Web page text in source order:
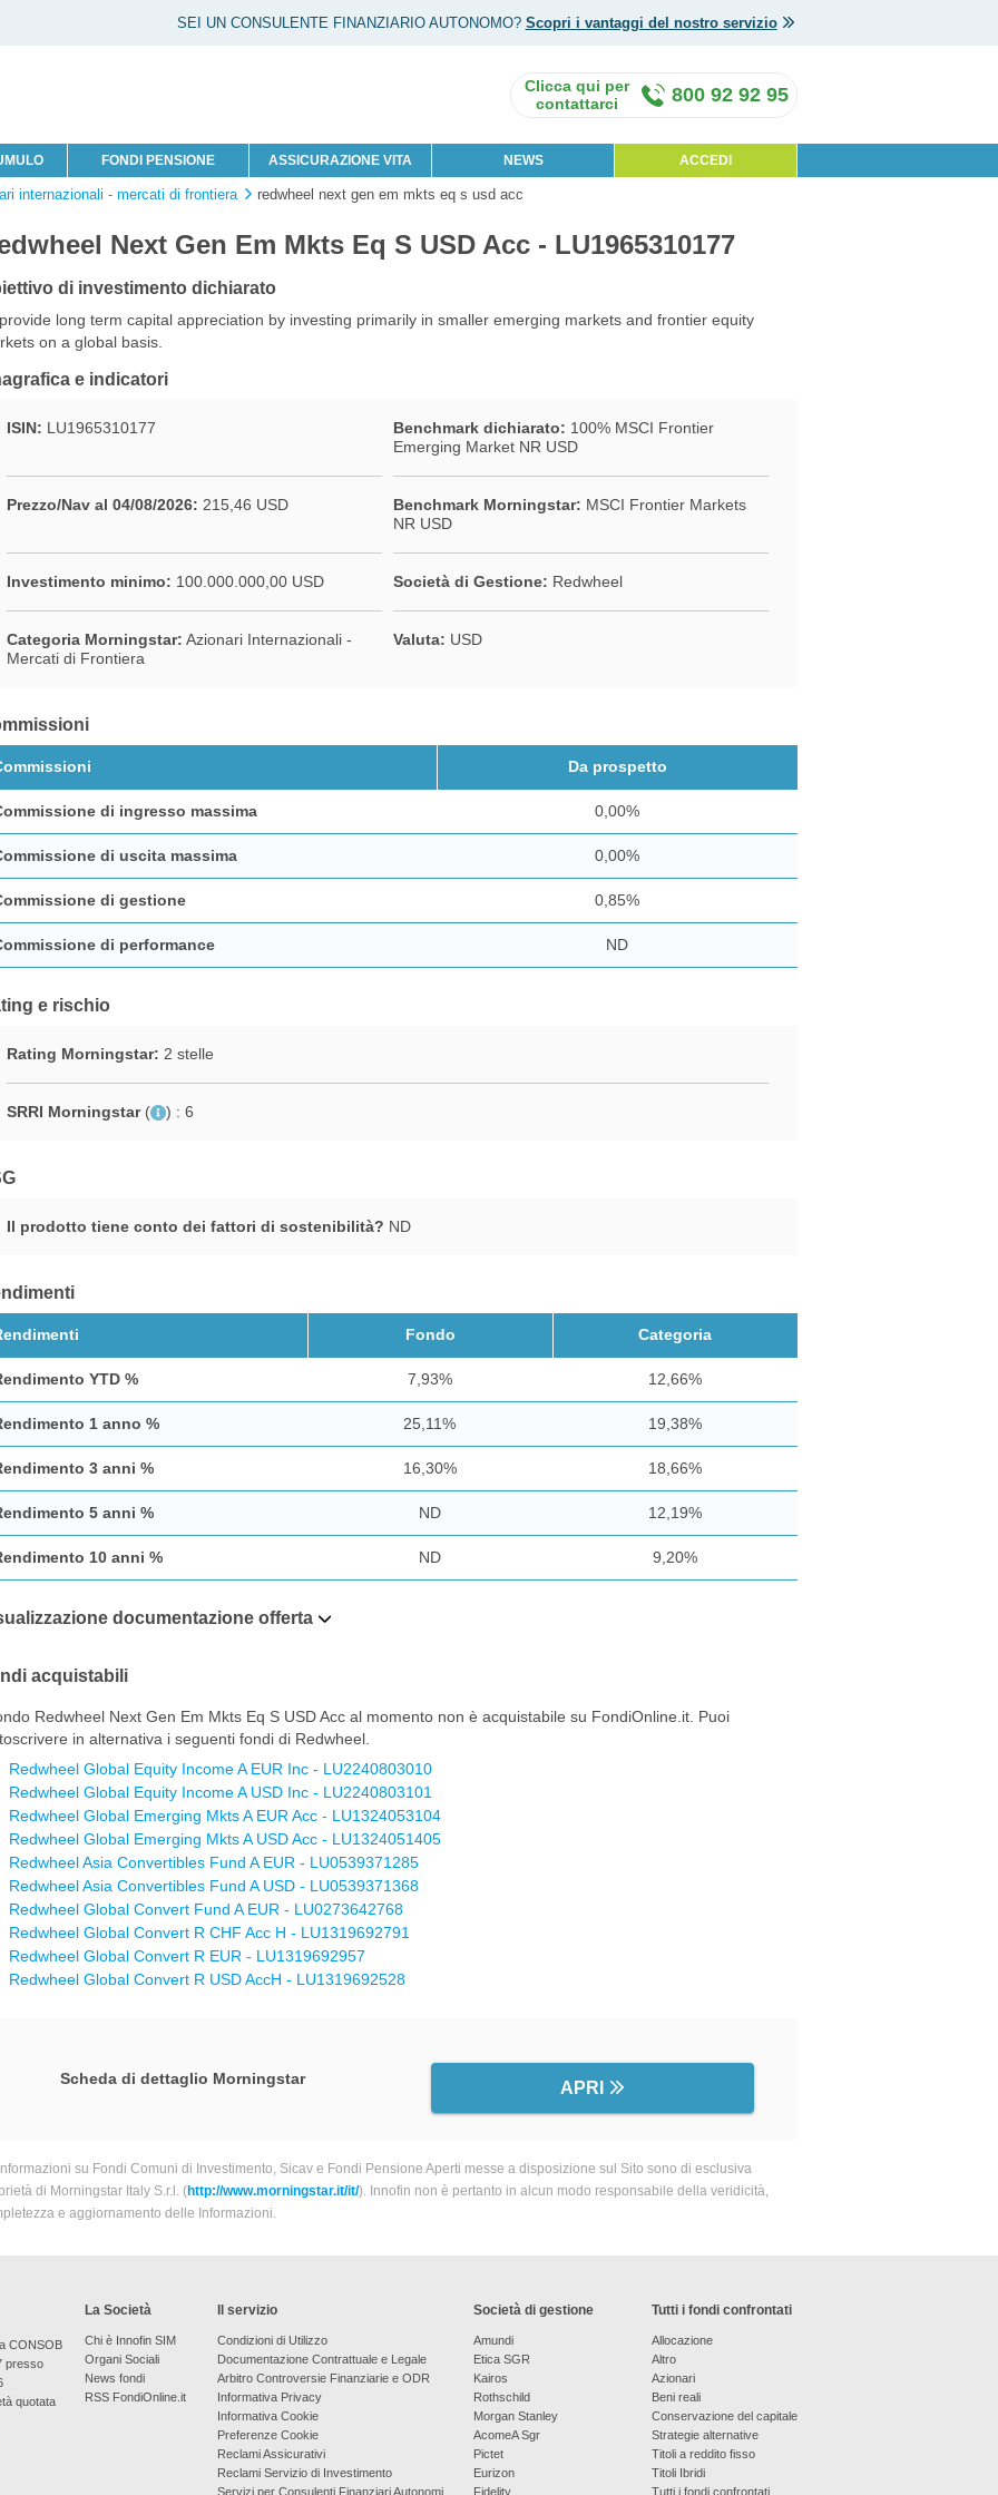
SEI UN CONSULENTE FINANZIARIO AUTONOMO? Scopri i vantaggi del nostro servizio
FONDI PENSIONE ASSICURAZIONE VITA NEWS ACCEDI
800 92 92 95
internazionali - mercati di frontiera redwheel next gen em mkts eq s usd acc
Next Gen Em Mkts Eq S USD Acc - LU1965310177
di investimento dichiarato
long term capital appreciation by investing primarily in smaller emerging markets and frontier equity
on a global basis.
e indicatori
ISIN: LU1965310177 Benchmark dichiarato: 100% MSCI Frontier
Emerging Market NR USD
Prezzo/Nav al 04/08/2026: 215,46 USD Benchmark Morningstar: MSCI Frontier Markets
NR USD
Investimento minimo: 100.000.000,00 USD Società di Gestione: Redwheel
Categoria Morningstar: Azionari Internazionali -
Mercati di Frontiera
Valuta: USD
Da prospetto
di ingresso massima 0,00%
di uscita massima 0,00%
di gestione 0,85%
di performance ND
e rischio
Rating Morningstar: 2 stelle
SRRI Morningstar ( ) : 6
Il prodotto tiene conto dei fattori di sostenibilità? ND
Fondo Categoria
YTD % 7,93% 12,66%
1 anno % 25,11% 19,38%
3 anni % 16,30% 18,66%
5 anni % ND 12,19%
10 anni % ND 9,20%
documentazione offerta
acquistabili
Redwheel Next Gen Em Mkts Eq S USD Acc al momento non è acquistabile su FondiOnline.it. Puoi
in alternativa i seguenti fondi di Redwheel.
Redwheel Global Equity Income A EUR Inc - LU2240803010
Redwheel Global Equity Income A USD Inc - LU2240803101
Redwheel Global Emerging Mkts A EUR Acc - LU1324053104
Redwheel Global Emerging Mkts A USD Acc - LU1324051405
Redwheel Asia Convertibles Fund A EUR - LU0539371285
Redwheel Asia Convertibles Fund A USD - LU0539371368
Redwheel Global Convert Fund A EUR - LU0273642768
Redwheel Global Convert R CHF Acc H - LU1319692791
Redwheel Global Convert R EUR - LU1319692957
Redwheel Global Convert R USD AccH - LU1319692528
Scheda di dettaglio Morningstar APRI
su Fondi Comuni di Investimento, Sicav e Fondi Pensione Aperti messe a disposizione sul Sito sono di esclusiva
di Morningstar Italy S.r.l. (http://www.morningstar.it/it/). Innofin non è pertanto in alcun modo responsabile della veridicità,
e aggiornamento delle Informazioni.
La Società
Chi è Innofin SIM
Organi Sociali
News fondi
RSS FondiOnline.it
Il servizio
Condizioni di Utilizzo
Documentazione Contrattuale e Legale
Arbitro Controversie Finanziarie e ODR
Informativa Privacy
Informativa Cookie
Preferenze Cookie
Reclami Assicurativi
Reclami Servizio di Investimento
Servizi per Consulenti Finanziari Autonomi
Società di gestione
Amundi
Etica SGR
Kairos
Rothschild
Morgan Stanley
AcomeA Sgr
Pictet
Eurizon
Fidelity
Tutti i fondi confrontati
Allocazione
Altro
Azionari
Beni reali
Conservazione del capitale
Strategie alternative
Titoli a reddito fisso
Titoli Ibridi
Tutti i fondi confrontati
CONSOB
presso
quotata